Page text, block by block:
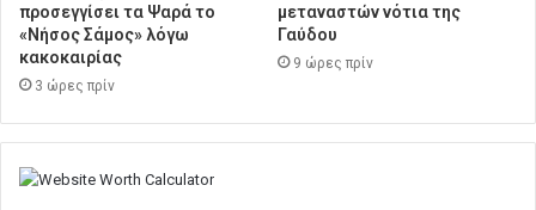
προσεγγίσει τα Ψαρά το
«Νήσος Σάμος» λόγω
κακοκαιρίας
3 ώρες πρίν
μεταναστών νότια της
Γαύδου
9 ώρες πρίν